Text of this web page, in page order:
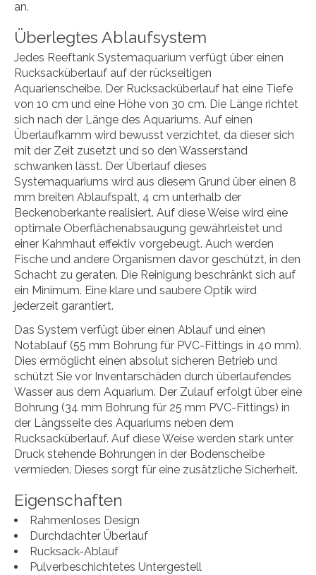
an.
Überlegtes Ablaufsystem
Jedes Reeftank Systemaquarium verfügt über einen
Rucksacküberlauf auf der rückseitigen
Aquarienscheibe. Der Rucksacküberlauf hat eine Tiefe
von 10 cm und eine Höhe von 30 cm. Die Länge richtet
sich nach der Länge des Aquariums. Auf einen
Überlaufkamm wird bewusst verzichtet, da dieser sich
mit der Zeit zusetzt und so den Wasserstand
schwanken lässt. Der Überlauf dieses
Systemaquariums wird aus diesem Grund über einen 8
mm breiten Ablaufspalt, 4 cm unterhalb der
Beckenoberkante realisiert. Auf diese Weise wird eine
optimale Oberflächenabsaugung gewährleistet und
einer Kahmhaut effektiv vorgebeugt. Auch werden
Fische und andere Organismen davor geschützt, in den
Schacht zu geraten. Die Reinigung beschränkt sich auf
ein Minimum. Eine klare und saubere Optik wird
jederzeit garantiert.
Das System verfügt über einen Ablauf und einen
Notablauf (55 mm Bohrung für PVC-Fittings in 40 mm).
Dies ermöglicht einen absolut sicheren Betrieb und
schützt Sie vor Inventarschäden durch überlaufendes
Wasser aus dem Aquarium. Der Zulauf erfolgt über eine
Bohrung (34 mm Bohrung für 25 mm PVC-Fittings) in
der Längsseite des Aquariums neben dem
Rucksacküberlauf. Auf diese Weise werden stark unter
Druck stehende Bohrungen in der Bodenscheibe
vermieden. Dieses sorgt für eine zusätzliche Sicherheit.
Eigenschaften
Rahmenloses Design
Durchdachter Überlauf
Rucksack-Ablauf
Pulverbeschichtetes Untergestell